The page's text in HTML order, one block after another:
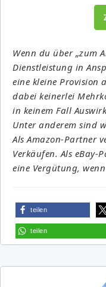
Wenn du über „zum
Dienstleistung in
eine kleine Provision
dabei keinerlei
in keinem Fall
Unter anderem sind
Als Amazon-Partner
Verkäufen. Als
eine Vergütung,
teilen
teilen